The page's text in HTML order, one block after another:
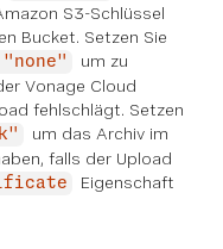
S3-Schlüssel
Bucket. Setzen Sie
um zu
Vonage Cloud
fehlschlägt. Setzen
um das Archiv im
falls der Upload
Eigenschaft